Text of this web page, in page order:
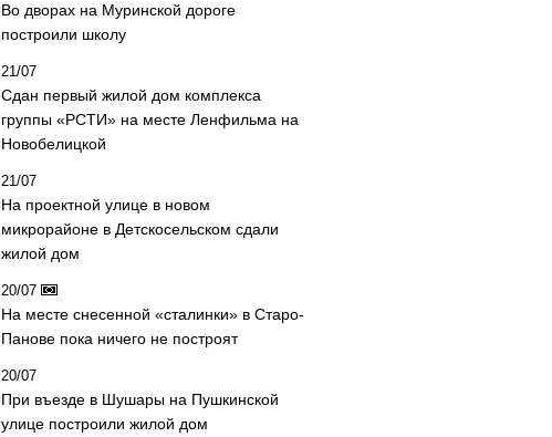
Во дворах на Муринской дороге
построили школу
21/07
Сдан первый жилой дом комплекса
группы «РСТИ» на месте Ленфильма на
Новобелицкой
21/07
На проектной улице в новом
микрорайоне в Детскосельском сдали
жилой дом
20/07
На месте снесенной «сталинки» в Старо-
Панове пока ничего не построят
20/07
При въезде в Шушары на Пушкинской
улице построили жилой дом